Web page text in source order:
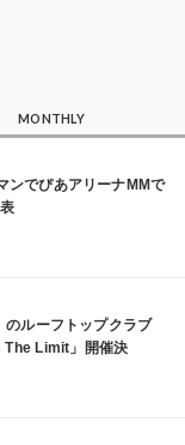
MONTHLY
ンでぴあアリーナMMで
ルーフトップクラブ
The Limit」開催決